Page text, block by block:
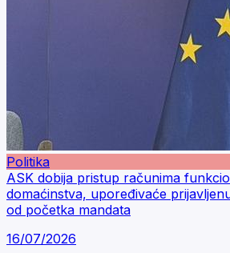
Politika
ASK dobija pristup računima
domaćinstva, upoređivaće
od početka mandata
16/07/2026